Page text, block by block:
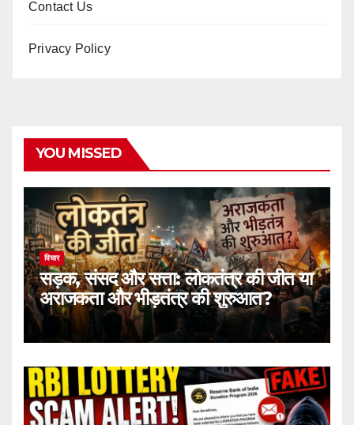
Contact Us
Privacy Policy
YOU MISSED
विचार
सड़क, संसद और सत्ता: लोकतंत्र की जीत या
अराजकता और भीड़तंत्र की शुरुआत?